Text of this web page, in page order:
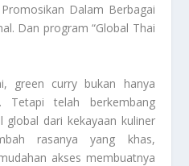
Dalam Berbagai
Dan program “Global Thai
green curry bukan hanya
Tetapi telah berkembang
dari kekayaan kuliner
rasanya yang khas,
akses membuatnya